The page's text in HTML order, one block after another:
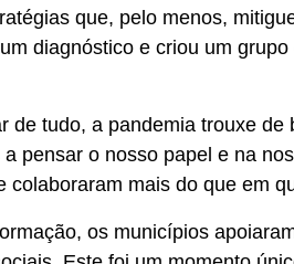
que, pelo menos,
diagnóstico e criou um
de tudo, a pandemia trouxe
pensar o nosso papel e na
mais do que em
os municípios